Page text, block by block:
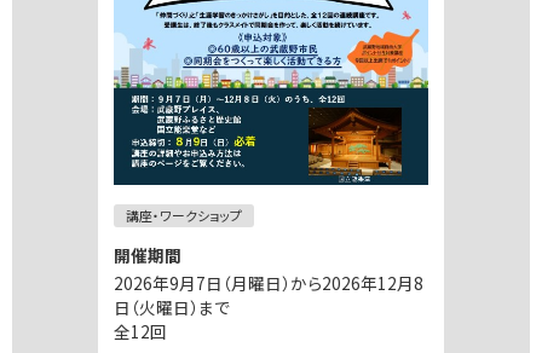
講座・ワークショップ
開催期間
2026年9月7日（月曜日）から2026年12月8
日（火曜日）まで
全12回